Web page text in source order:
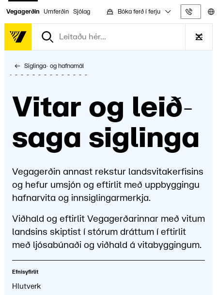
Vegagerðin Umferðin Sjólag Bóka ferð í ferju
Siglinga- og hafnamál
Vitar og leið­
saga siglinga
Vegagerðin annast rekstur landsvitakerfisins
og hefur umsjón og eftirlit með uppbyggingu
hafnarvita og innsiglingarmerkja.
Viðhald og eftirlit Vegagerðarinnar með vitum
landsins skiptist í stórum dráttum í eftirlit
með ljósabúnaði og viðhald á vitabyggingum.
Efnisyfirlit
Hlutverk